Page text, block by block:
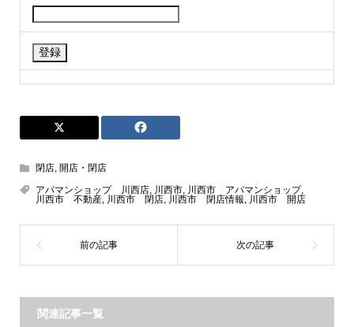
閉店, 開店・閉店
アパマンショップ 川西店, 川西市, 川西市 アパマンショップ,
川西市 不動産, 川西市 閉店, 川西市 閉店情報, 川西市 開店
関連記事一覧